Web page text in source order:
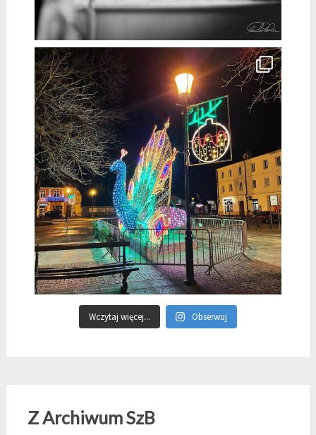
Wczytaj więcej... Obserwuj
Z Archiwum SzB